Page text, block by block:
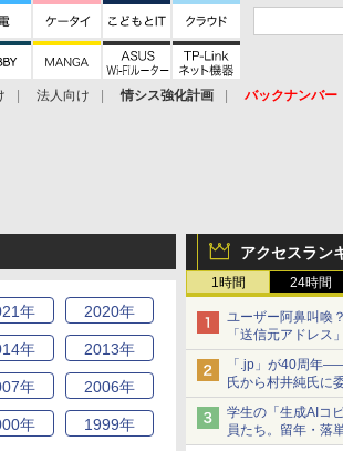
法人向け 情シス強化計画
バックナンバー
アクセスラン
1時間 24時間
ユーザー阿鼻叫喚
「送信元アドレス
【やじうまWatch】
「.jp」が40周年
氏から村井純氏に
学生の「生成AIコ
員たち。留年・落
年 2020年
年 2013年
年 2006年
年 1999年